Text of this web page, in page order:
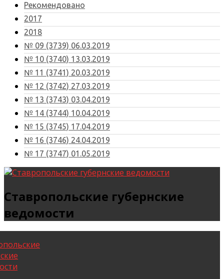
Рекомендовано
2017
2018
№ 09 (3739) 06.03.2019
№ 10 (3740) 13.03.2019
№ 11 (3741) 20.03.2019
№ 12 (3742) 27.03.2019
№ 13 (3743) 03.04.2019
№ 14 (3744) 10.04.2019
№ 15 (3745) 17.04.2019
№ 16 (3746) 24.04.2019
№ 17 (3747) 01.05.2019
Ставропольские губернские
ведомости